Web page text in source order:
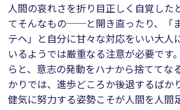
人間の哀れさを折り目正しく自覚した
てそんなもの──と開き直ったり、「
テヘ」と自分に甘々な対応をいい大人
いるようでは厳重なる注意が必要です
らと、意志の発動をハナから捨ててな
かりでは、進歩どころか後退するばか
健気に努力する姿勢こそが人間を人間